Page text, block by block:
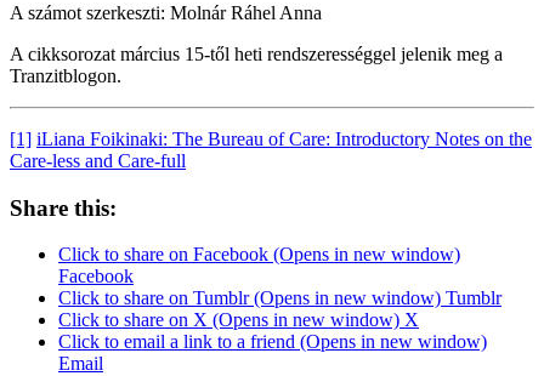
A számot szerkeszti: Molnár Ráhel Anna
A cikksorozat március 15-től heti rendszerességgel jelenik meg a
Tranzitblogon.
[1] iLiana Foikinaki: The Bureau of Care: Introductory Notes on the
Care-less and Care-full
Share this:
Click to share on Facebook (Opens in new window)
Facebook
Click to share on Tumblr (Opens in new window) Tumblr
Click to share on X (Opens in new window) X
Click to email a link to a friend (Opens in new window)
Email